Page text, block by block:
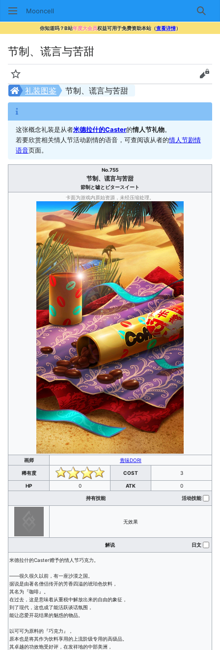
Mooncell 搜索
你知道吗？B站年度大会员权益可用于免费资助本站（查看详情）
节制、谎言与苦甜
监视 查看
节制、谎言与苦甜
礼装图鉴
这张概念礼装是从者米德拉什的Caster的情人节礼物。
若要欣赏相关情人节活动剧情的语音，可查阅该从者的情人节剧情
语音页面。
No.755
节制、谎言与苦甜
節制と嘘とビタースイート
卡面为游戏内原始资源，未经压缩处理。
画师 青味DORI
稀有度 COST 3
HP 0 ATK 0
持有技能 活动技能
无效果
解说 日文
米德拉什的Caster赠予的情人节巧克力。
——很久很久以前，有一座沙漠之国。
据说是由著名僧侣传开的芳香四溢的琥珀色饮料，
其名为『咖啡』。
在过去，这是意味着从重税中解放出来的自由的象征，
到了现代，这也成了能活跃谈话氛围，
能让恋爱开花结果的魅惑的物品。
以可可为原料的『巧克力』，
原本也是将其作为饮料享用的上流阶级专用的高级品。
其卓越的功效饱受好评，在发祥地的中部美洲，